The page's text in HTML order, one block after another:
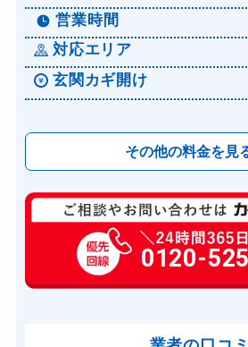
営業時間
対応エリア
玄関カギ開け
その他の料金を見
玄関カギ修理
玄関カギ交換
車カギ開け
スーツケースカギ開け
0120-